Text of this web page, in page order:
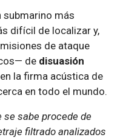
submarino más
difícil de localizar y,
de ataque
de disuasión
la firma acústica de
en todo el mundo.
se sabe procede de
filtrado analizados